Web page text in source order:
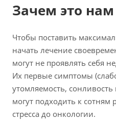
Зачем это нам
Чтобы поставить
начать лечение
могут не проявлять себя
Их первые симптомы
утомляемость,
могут подходить к сотням
стресса до онкологии.